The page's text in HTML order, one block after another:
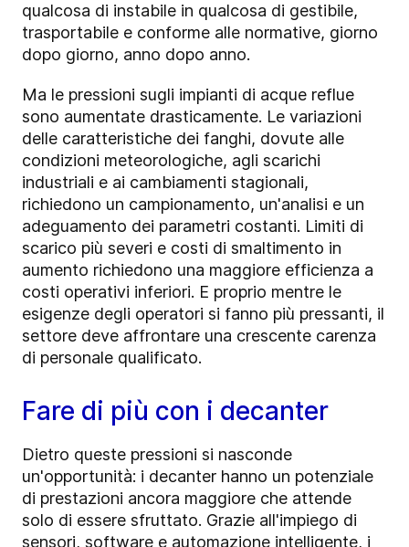
qualcosa di instabile in qualcosa di gestibile,
trasportabile e conforme alle normative, giorno
dopo giorno, anno dopo anno.
Ma le pressioni sugli impianti di acque reflue
sono aumentate drasticamente. Le variazioni
delle caratteristiche dei fanghi, dovute alle
condizioni meteorologiche, agli scarichi
industriali e ai cambiamenti stagionali,
richiedono un campionamento, un'analisi e un
adeguamento dei parametri costanti. Limiti di
scarico più severi e costi di smaltimento in
aumento richiedono una maggiore efficienza a
costi operativi inferiori. E proprio mentre le
esigenze degli operatori si fanno più pressanti, il
settore deve affrontare una crescente carenza
di personale qualificato.
Fare di più con i decanter
Dietro queste pressioni si nasconde
un'opportunità: i decanter hanno un potenziale
di prestazioni ancora maggiore che attende
solo di essere sfruttato. Grazie all'impiego di
sensori, software e automazione intelligente, i